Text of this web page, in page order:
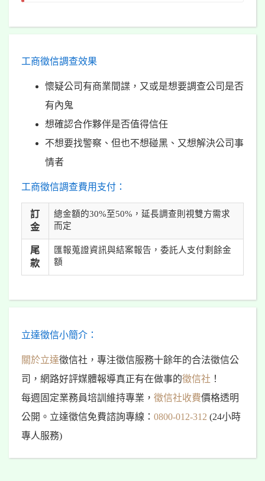
工商徵信調查效果
懷疑公司有商業間諜，又或是想要調查公司是否
有內鬼
想確認合作夥伴是否值得信任
不想要找警察、但也不想碰黑、又想解決公司事
情者
工商徵信調查費用支付：
訂
金
總金額的30%至50%，延長調查則視雙方需求
而定
尾
款
匯報蒐證資訊與結案報告，委託人支付剩餘金
額
立達徵信小簡介：
關於立達徵信社，專注徵信服務十餘年的合法徵信公
司，網路好評媒體報導真正有在做事的徵信社 ！
每週固定業務員培訓維持專業， 徵信社收費價格透明
公開。立達徵信免費諮詢專線： 0800-012-312 (24小時
專人服務)